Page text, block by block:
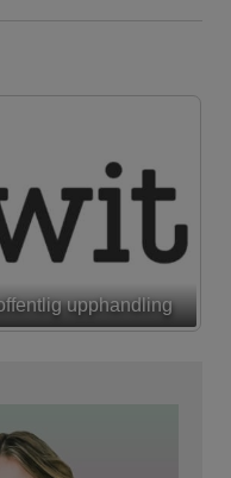
upphandling